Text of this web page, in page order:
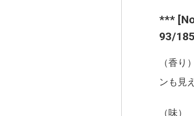
***
93/
（香
ンも見
（味